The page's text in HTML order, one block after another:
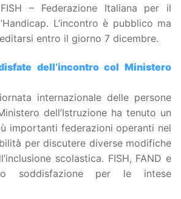
– Federazione Italiana per il
L’incontro è pubblico ma
entro il giorno 7 dicembre.
dell’incontro col Ministero
internazionale delle persone
dell’Istruzione ha tenuto un
importanti federazioni operanti nel
per discutere diverse modifiche
scolastica. FISH, FAND e
soddisfazione per le intese